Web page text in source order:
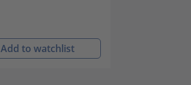
Add to watchlist